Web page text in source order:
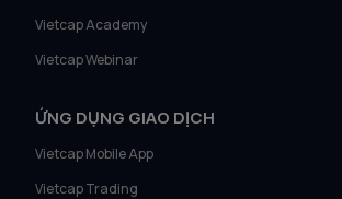
Vietcap Academy
Vietcap Webinar
ỨNG DỤNG GIAO DỊCH
Vietcap Mobile App
Vietcap Trading